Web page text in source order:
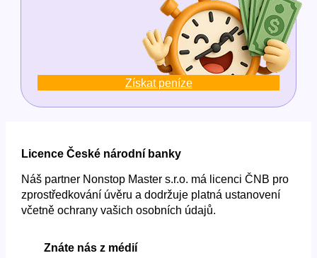
Získat peníze
Licence České národní banky
Náš partner Nonstop Master s.r.o. má licenci ČNB pro
zprostředkování úvěru a dodržuje platná ustanovení
včetně ochrany vašich osobních údajů.
Znáte nás z médií